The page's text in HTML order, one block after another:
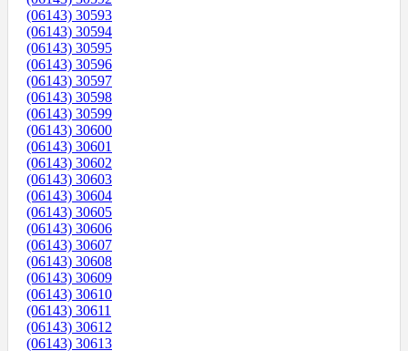
(06143) 30593
(06143) 30594
(06143) 30595
(06143) 30596
(06143) 30597
(06143) 30598
(06143) 30599
(06143) 30600
(06143) 30601
(06143) 30602
(06143) 30603
(06143) 30604
(06143) 30605
(06143) 30606
(06143) 30607
(06143) 30608
(06143) 30609
(06143) 30610
(06143) 30611
(06143) 30612
(06143) 30613